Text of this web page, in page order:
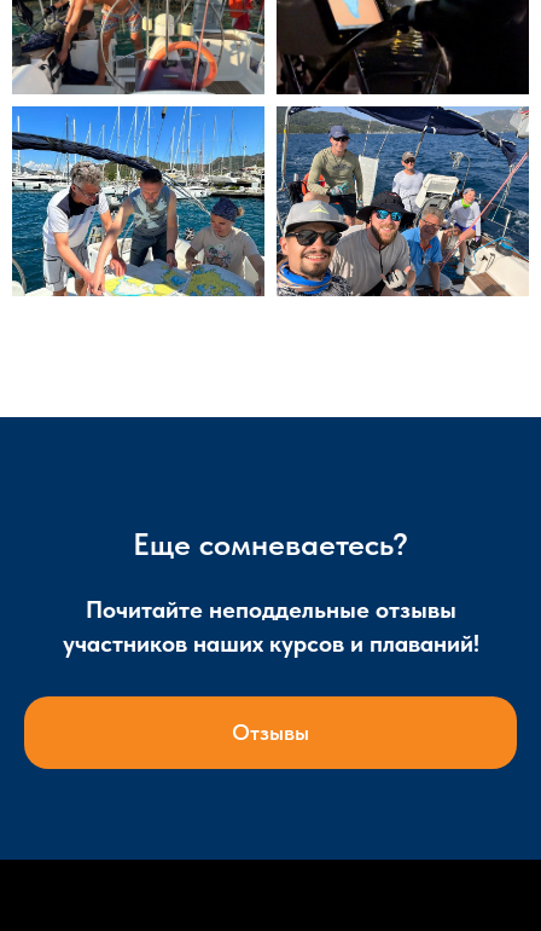
Еще сомневаетесь?
Почитайте неподдельные отзывы
участников наших курсов и плаваний!
Отзывы